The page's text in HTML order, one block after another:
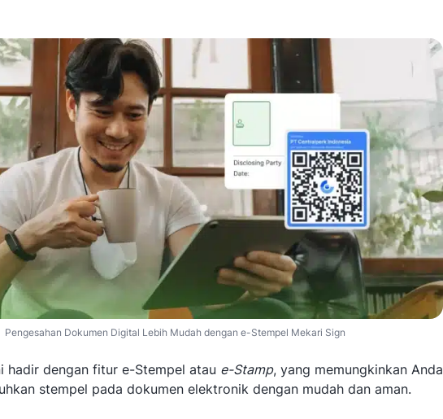
Pengesahan Dokumen Digital Lebih Mudah dengan e-Stempel Mekari Sign
hadir dengan fitur e-Stempel atau e-Stamp, yang memungkinkan Anda
stempel pada dokumen elektronik dengan mudah dan aman.